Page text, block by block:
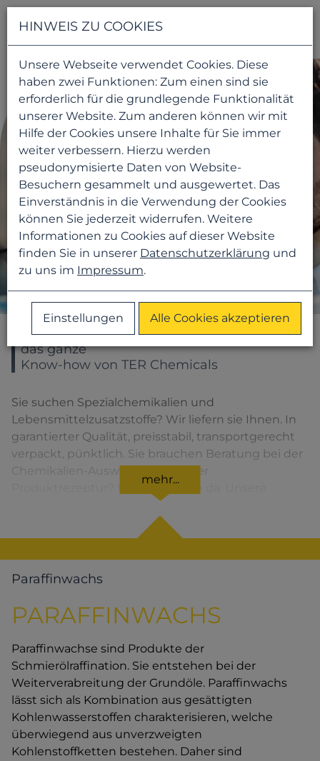
Sie wählen ein Produkt – Sie bekommen
das ganze
Know-how von TER Chemicals
Sie suchen Spezialchemikalien und
Lebensmittelzusatzstoffe? Wir liefern sie Ihnen. In
garantierter Qualität, preisstabil, transportgerecht
verpackt, pünktlich. Sie brauchen Beratung bei der
Chemikalien-Auswahl oder bei der
Lösungen für den jeweiligen Produktbereich
finden Sie, wenn Sie das entsprechende Symbol
anklicken.
mehr...
Paraffinwachs
PARAFFINWACHS
Paraffinwachse sind Produkte der
Schmierölraffination. Sie entstehen bei der
Weiterverabreitung der Grundöle. Paraffinwachs
lässt sich als Kombination aus gesättigten
Kohlenwasserstoffen charakterisieren, welche
überwiegend aus unverzweigten
Kohlenstoffketten bestehen. Daher sind
HINWEIS ZU COOKIES
Unsere Webseite verwendet Cookies. Diese
haben zwei Funktionen: Zum einen sind sie
erforderlich für die grundlegende Funktionalität
unserer Website. Zum anderen können wir mit
Hilfe der Cookies unsere Inhalte für Sie immer
weiter verbessern. Hierzu werden
pseudonymisierte Daten von Website-
Besuchern gesammelt und ausgewertet. Das
Einverständnis in die Verwendung der Cookies
können Sie jederzeit widerrufen. Weitere
Informationen zu Cookies auf dieser Website
finden Sie in unserer Datenschutzerklärung und
zu uns im Impressum.
Einstellungen Alle Cookies akzeptieren